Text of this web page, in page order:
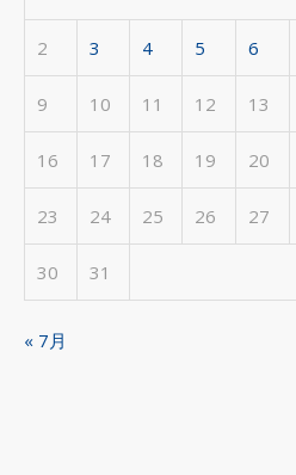
2 3 4 5 6
9 10 11 12 13
16 17 18 19 20
23 24 25 26 27
30 31
« 7月